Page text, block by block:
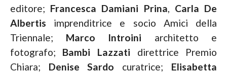
editore; Francesca Damiani Prina, Carla De
Albertis imprenditrice e socio Amici della
Triennale; Marco Introini architetto e
fotografo; Bambi Lazzati direttrice Premio
Chiara; Denise Sardo curatrice; Elisabetta